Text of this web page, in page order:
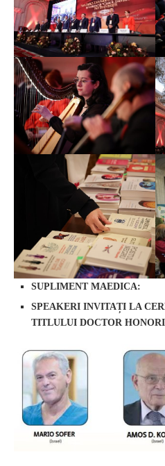
SUPLIMENT MAEDICA:
SPEAKERI INVITAȚI LA
TITLULUI DOCTOR